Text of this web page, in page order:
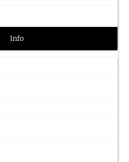
Info